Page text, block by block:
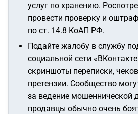
услуг по хранению.
провести проверку и
по ст. 14.8 КоАП РФ.
Подайте жалобу в службу
социальной сети
скриншоты переписки,
претензии. Сообщество
за ведение мошеннической
продавцы обычно очень